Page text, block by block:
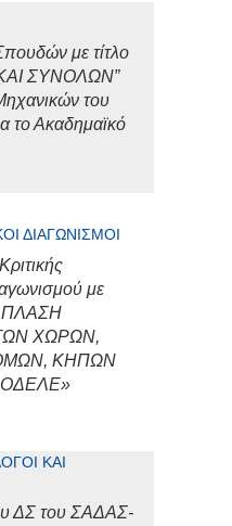
με τίτλο
ΣΥΝΟΛΩΝ”
του
το Ακαδημαϊκό
ΔΙΑΓΩΝΙΣΜΟΊ
με
ΧΩΡΩΝ,
ΚΗΠΩΝ
ΚΑΙ
ΔΣ του ΣΑΔΑΣ-